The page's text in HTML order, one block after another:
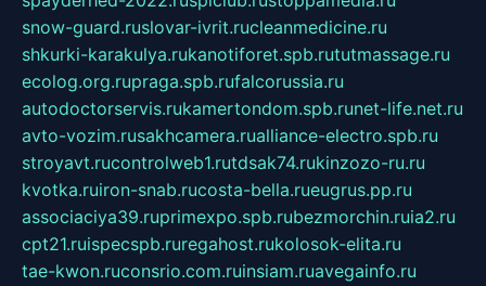
snow-guard.ruslovar-ivrit.rucleanmedicine.ru
shkurki-karakulya.rukanotiforet.spb.rututmassage.ru
ecolog.org.rupraga.spb.rufalcorussia.ru
autodoctorservis.rukamertondom.spb.runet-life.net.ru
avto-vozim.rusakhcamera.rualliance-electro.spb.ru
stroyavt.rucontrolweb1.rutdsak74.rukinzozo-ru.ru
kvotka.ruiron-snab.rucosta-bella.rueugrus.pp.ru
associaciya39.ruprimexpo.spb.rubezmorchin.ruia2.ru
cpt21.ruispecspb.ruregahost.rukolosok-elita.ru
tae-kwon.ruconsrio.com.ruinsiam.ruavegainfo.ru